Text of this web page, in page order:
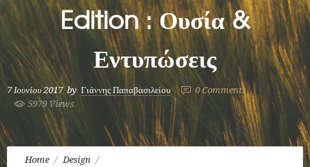
Edition : Ουσία &
Εντυπώσεις
7 Ιουνίου 2017 by Γιάννης Παπαβασιλείου 0 Comments
5979 Views
Home Design